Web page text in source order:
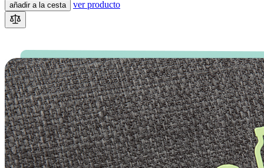
añadir a la cesta ver producto